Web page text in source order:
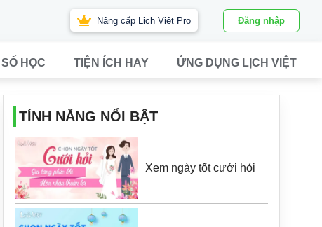
Nâng cấp Lịch Việt Pro Đăng nhập
HỌC TIỆN ÍCH HAY ỨNG DỤNG LỊCH VIỆT
TÍNH NĂNG NỔI BẬT
Xem ngày tốt cưới hỏi